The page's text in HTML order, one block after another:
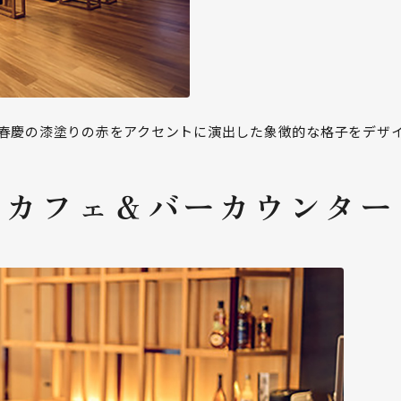
慶の漆塗りの赤をアクセントに演出した象徴的な格子をデザ
カフェ＆バーカウンター